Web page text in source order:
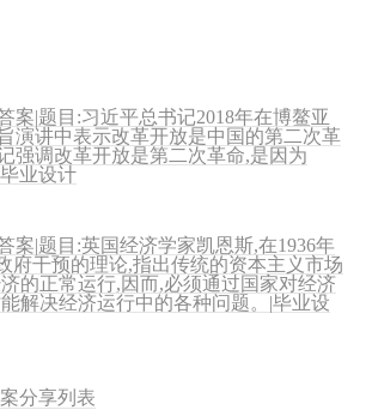
案|题目:习近平总书记2018年在博鳌亚
演讲中表示改革开放是中国的第二次革
强调改革开放是第二次革命,是因为
业设计
案|题目:英国经济学家凯恩斯,在1936年
干预的理论,指出传统的资本主义市场
的正常运行,因而,必须通过国家对经济
解决经济运行中的各种问题。|毕业设
分享列表